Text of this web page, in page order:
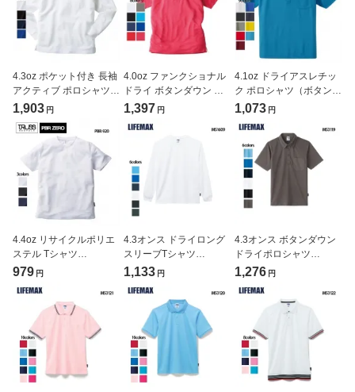
4.3oz ポケット付き 長袖
アクティブ ポロシャツ
(BEES BEAM/ビーズビー
1,903 円
4.0oz ファンクショナル
ドライ ボタンダウン ポ
ロシャツ(BEES BEAM/ビ
1,397 円
4.1oz ドライアスレチッ
ク ポロシャツ（ボタンダ
ウン/ポケット付）
ドアスレ)[5921-01]
1,073 円
4.4oz リサイクルポリエ
ステル Tシャツ
(TRUSS/PBR ZERO)
979 円
4.3オンス ドライロング
スリーブTシャツ
(LIFEMAX/ライフマック
1,133 円
4.3オンス ボタンダウン
ドライポロシャツ
(LIFEMAX/ライフマック
1,276 円